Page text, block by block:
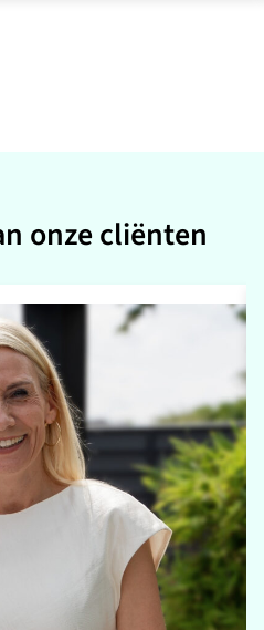
onze cliënten